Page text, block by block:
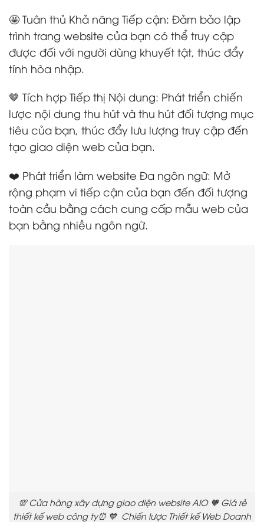
🤩 Tuân thủ Khả năng Tiếp cận: Đảm bảo lập
trình trang website của bạn có thể truy cập
được đối với người dùng khuyết tật, thúc đẩy
tính hòa nhập.
🤎 Tích hợp Tiếp thị Nội dung: Phát triển chiến
lược nội dung thu hút và thu hút đối tượng mục
tiêu của bạn, thúc đẩy lưu lượng truy cập đến
tạo giao diện web của bạn.
❤️ Phát triển làm website Đa ngôn ngữ: Mở
rộng phạm vi tiếp cận của bạn đến đối tượng
toàn cầu bằng cách cung cấp mẫu web của
bạn bằng nhiều ngôn ngữ.
💯 Cửa hàng xây dựng giao diện website AIO 🧡 Giá rẻ
thiết kế web công ty⏰ 💙 Chiến lược Thiết kế Web Doanh